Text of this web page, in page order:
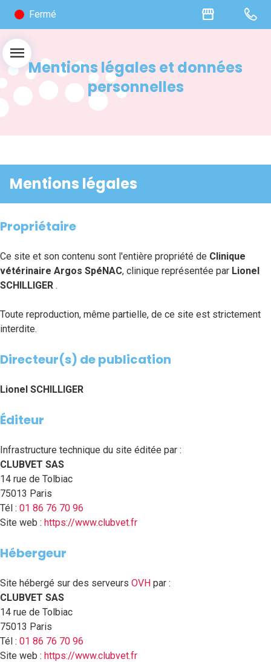
Fermé storefront
menu
Mentions légales et données
personnelles
Mentions légales
Propriétaire
Ce site et son contenu sont l'entière propriété de Clinique
vétérinaire Argos SpéNAC, clinique représentée par Lionel
SCHILLIGER .
Toute reproduction, même partielle, de ce site est strictement
interdite.
Directeur(s) de publication
Lionel SCHILLIGER
Éditeur
Infrastructure technique du site éditée par :
CLUBVET SAS
14 rue de Tolbiac
75013 Paris
Tél : 01 86 76 70 96
Site web : https://www.clubvet.fr
Hébergeur
Site hébergé sur des serveurs OVH par :
CLUBVET SAS
14 rue de Tolbiac
75013 Paris
Tél : 01 86 76 70 96
Site web : https://www.clubvet.fr